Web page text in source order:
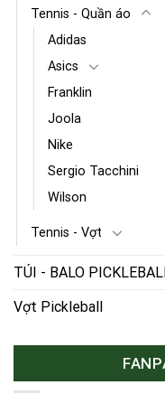
Tennis - Quần áo
Adidas
Asics
Franklin
Joola
Nike
Sergio Tacchini
Wilson
Tennis - Vợt
TÚI - BALO
Vợt Pickleball